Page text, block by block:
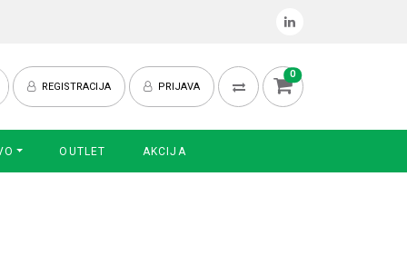
REGISTRACIJA PRIJAVA
0
OUTLET AKCIJA